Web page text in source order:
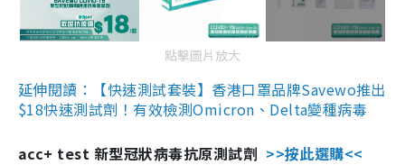
點擊圖片放大
延伸閱讀：【快速測試套裝】香港口罩品牌Savewo推出
$18快速測試劑！有效檢測Omicron、Delta變種病毒
acc+ test 新型冠狀病毒抗原測試劑 >>按此選購<<